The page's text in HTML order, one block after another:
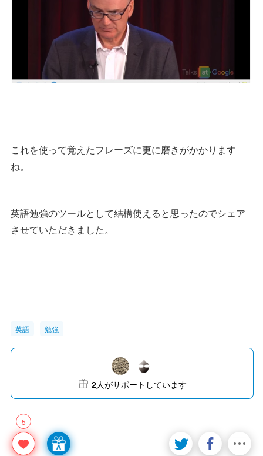
これを使って覚えたフレーズに更に磨きがかかります
ね。
英語勉強のツールとして結構使えると思ったのでシェア
させていただきました。
英語 勉強
5
2人がサポートしています